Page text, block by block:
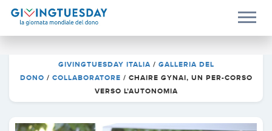
GIVINGTUESDAY ITALIA / GALLERIA DEL
DONO / COLLABORATORE / CHAIRE GYNAI, UN PER-CORSO
VERSO L’AUTONOMIA